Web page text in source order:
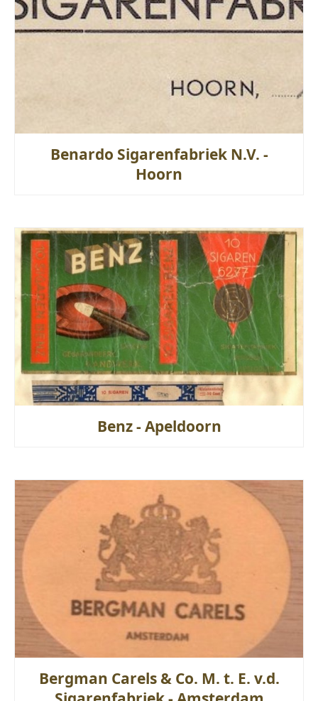
Benardo Sigarenfabriek N.V. -
Hoorn
Benz - Apeldoorn
Bergman Carels & Co. M. t. E. v.d.